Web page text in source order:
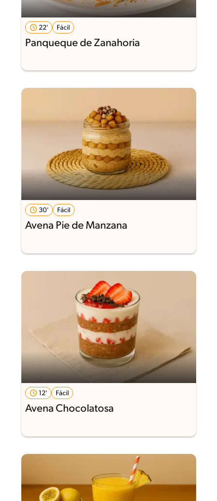
22' Fácil
Panqueque de Zanahoria
30' Fácil
Avena Pie de Manzana
12' Fácil
Avena Chocolatosa